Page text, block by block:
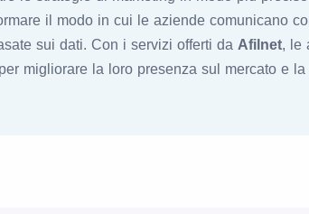
il modo in cui le aziende comunicano
sui dati. Con i servizi offerti da Afilnet, le
migliorare la loro presenza sul mercato e